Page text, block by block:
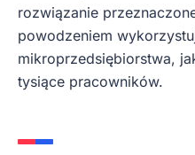
rozwiązanie
powodzeniem
mikroprzedsiębiorstwa,
tysiące pracowników.